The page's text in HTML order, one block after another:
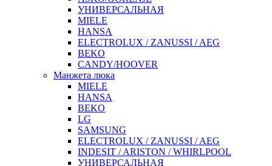
УНИВЕРСАЛЬНАЯ
MIELE
HANSA
ELECTROLUX / ZANUSSI / AEG
BEKO
CANDY/HOOVER
Манжета люка
MIELE
HANSA
BEKO
LG
SAMSUNG
ELECTROLUX / ZANUSSI / AEG
INDESIT / ARISTON / WHIRLPOOL
УНИВЕРСАЛЬНАЯ